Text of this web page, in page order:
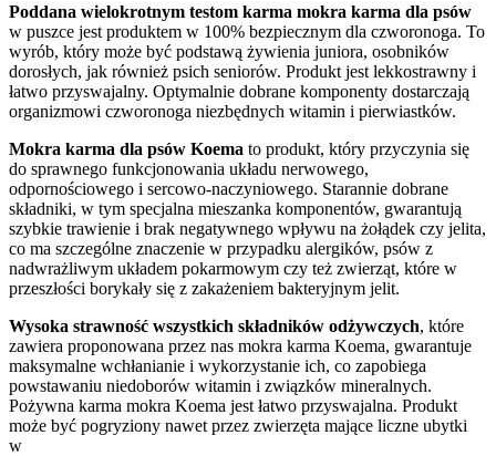
Poddana wielokrotnym testom karma mokra karma dla psów
w puszce jest produktem w 100% bezpiecznym dla czworonoga. To
wyrób, który może być podstawą żywienia juniora, osobników
dorosłych, jak również psich seniorów. Produkt jest lekkostrawny i
łatwo przyswajalny. Optymalnie dobrane komponenty dostarczają
organizmowi czworonoga niezbędnych witamin i pierwiastków.
Mokra karma dla psów Koema to produkt, który przyczynia się
do sprawnego funkcjonowania układu nerwowego,
odpornościowego i sercowo-naczyniowego. Starannie dobrane
składniki, w tym specjalna mieszanka komponentów, gwarantują
szybkie trawienie i brak negatywnego wpływu na żołądek czy jelita,
co ma szczególne znaczenie w przypadku alergików, psów z
nadwrażliwym układem pokarmowym czy też zwierząt, które w
przeszłości borykały się z zakażeniem bakteryjnym jelit.
Wysoka strawność wszystkich składników odżywczych, które
zawiera proponowana przez nas mokra karma Koema, gwarantuje
maksymalne wchłanianie i wykorzystanie ich, co zapobiega
powstawaniu niedoborów witamin i związków mineralnych.
Pożywna karma mokra Koema jest łatwo przyswajalna. Produkt
może być pogryziony nawet przez zwierzęta mające liczne ubytki
w